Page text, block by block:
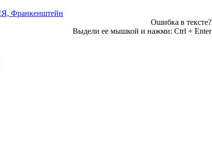
Ошибка в тексте?
Выдели ее мышкой и нажми: Ctrl + Enter